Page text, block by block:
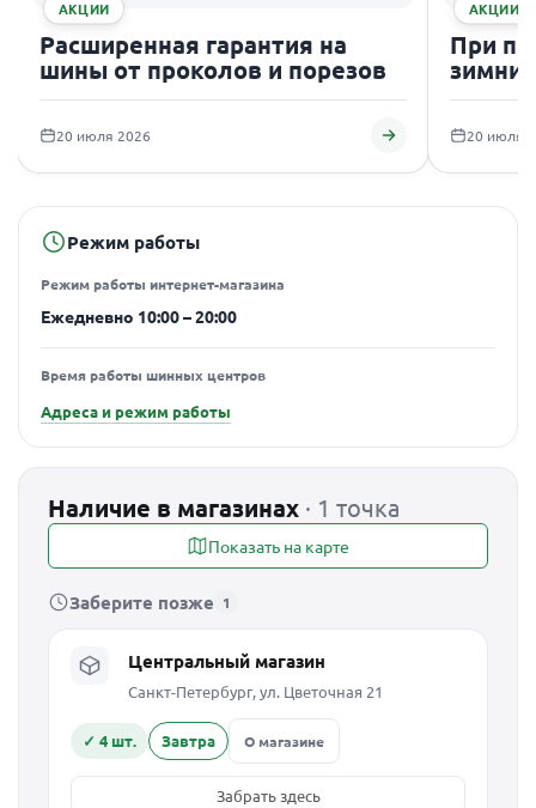
АКЦИИ
Расширенная гарантия на
шины от проколов и порезов
20 июля 2026
АКЦИИ
При
20 июля
Режим работы
Режим работы интернет-магазина
Ежедневно 10:00 – 20:00
Время работы шинных центров
Адреса и режим работы
Наличие в магазинах · 1 точка
Показать на карте
Заберите позже 1
Центральный магазин
Санкт-Петербург, ул. Цветочная 21
✓ 4 шт. Завтра О магазине
Забрать здесь